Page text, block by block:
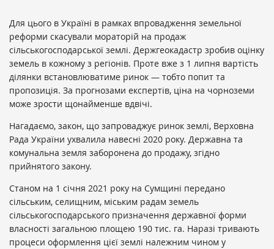
Для цього в Україні в рамках впровадження земельної
реформи скасували мораторій на продаж
сільськогосподарської землі. Держгеокадастр зробив оцінку
земель в кожному з регіонів. Проте вже з 1 липня вартість
ділянки встановлюватиме ринок — тобто попит та
пропозиція. За прогнозами експертів, ціна на чорноземи
може зрости щонайменше вдвічі.
Нагадаємо, закон, що запроваджує ринок землі, Верховна
Рада України ухвалила навесні 2020 року. Державна та
комунальна земля заборонена до продажу, згідно
прийнятого закону.
Станом на 1 січня 2021 року на Сумщині передано
сільським, селищним, міським радам земель
сільськогосподарського призначення державної форми
власності загальною площею 190 тис. га. Наразі тривають
процеси оформлення цієї землі належним чином у